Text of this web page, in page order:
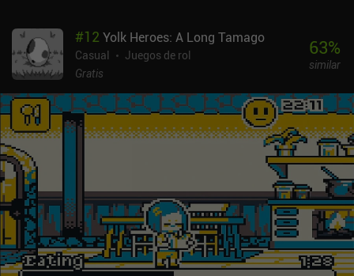
#12 Yolk Heroes: A Long Tamago
Casual
Juegos de rol
Gratis
63%
similar